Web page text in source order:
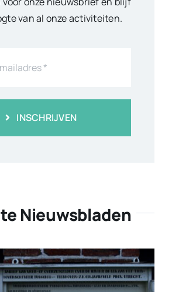
van al onze activiteiten.
INSCHRIJVEN
Nieuwsbladen